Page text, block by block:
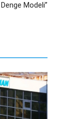
Modeli”